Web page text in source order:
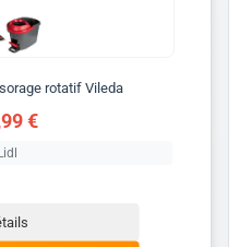
rotatif Vileda
€